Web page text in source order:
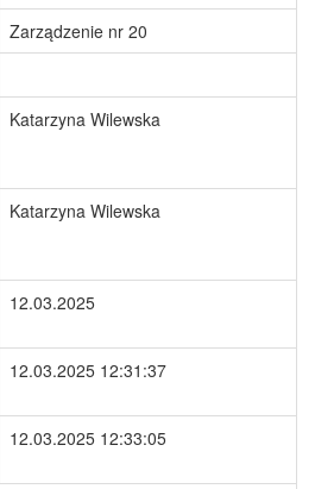
Zarządzenie nr 20
Katarzyna Wilewska
Katarzyna Wilewska
12.03.2025
12.03.2025 12:31:37
12.03.2025 12:33:05